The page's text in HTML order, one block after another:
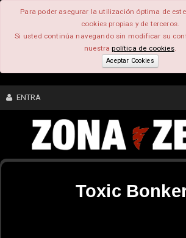
Para poder asegurar la utilización óptima de
cookies propias y de terceros.
Si usted continúa navegando sin modificar su
nuestrapolítica de cookies.
Aceptar Cookies
ENTRA
CONTENIDO
Toxic